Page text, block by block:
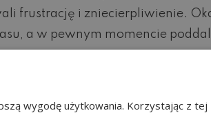
frustrację i zniecierpliwienie.
a w pewnym momencie
wygodę użytkowania. Korzystając z tej